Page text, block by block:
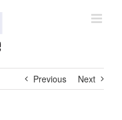
Previous Next